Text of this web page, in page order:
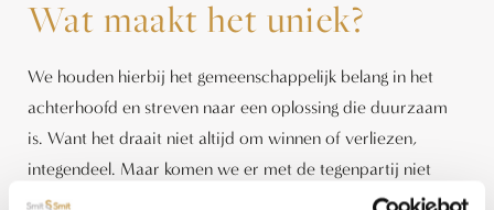
Wat maakt het uniek?
We houden hierbij het gemeenschappelijk belang in het
achterhoofd en streven naar een oplossing die duurzaam
is. Want het draait niet altijd om winnen of verliezen,
integendeel. Maar komen we er met de tegenpartij niet
samen uit, liggen we niet op één lijn, dan gaan we naar de